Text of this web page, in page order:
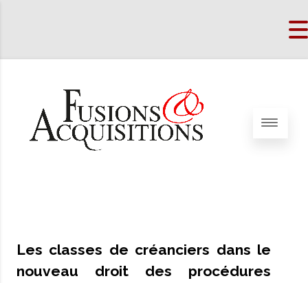
Les classes de créanciers dans le
nouveau droit des procédures